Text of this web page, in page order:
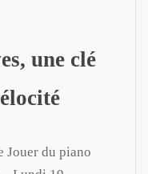
une clé
Jouer du piano